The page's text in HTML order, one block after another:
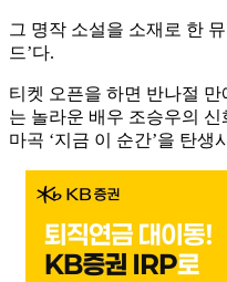
그 명작 소설을 소재로 한
드’다.
티켓 오픈을 하면 반나절 만
는 놀라운 배우 조승우의
마곡 ‘지금 이 순간’을 탄생